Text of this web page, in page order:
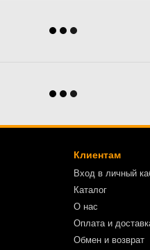
Клиентам
Вход в личный
Каталог
О нас
Оплата и
Обмен и возврат